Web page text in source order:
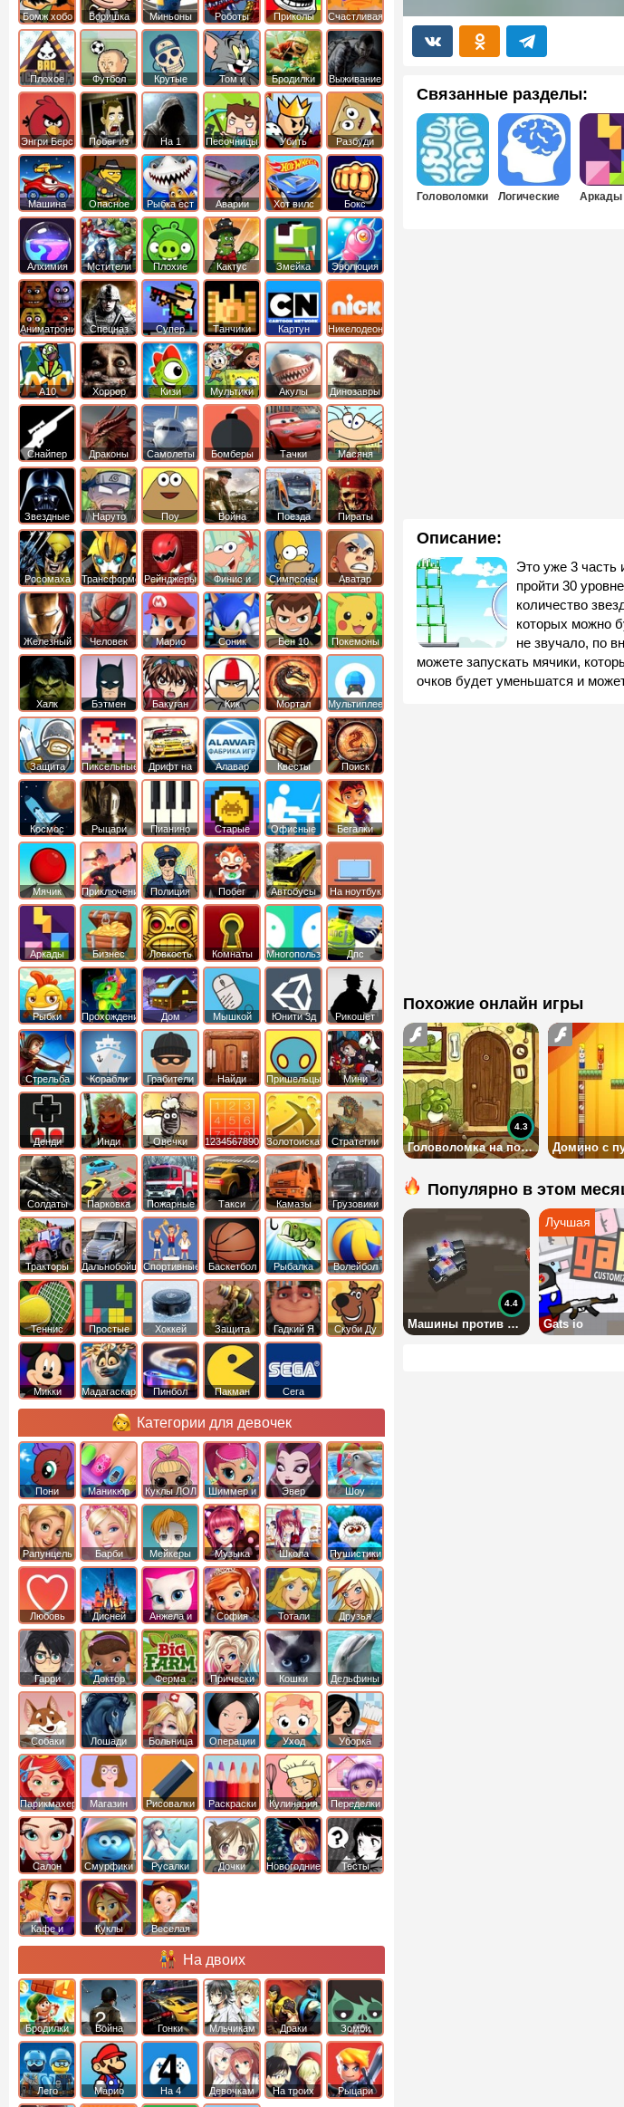
Связанные разделы:
Головоломки Логические Аркады
Описание:
Это уже 3 часть
пройти 30
количество
которых можно
не звучало, по
можете запускать мячики,
очков будет уменьшатся и
Похожие онлайн игры
Головоломка на поиск предметов
4.3
Популярно в этом
Машины против полиции
4.4
Gats io
Бомж хобо
Воришка
боб
Миньоны
Роботы
динозавры
Приколы
Счастливая
обезьянка
Плохое
мороженое
Футбол
головами
Крутые
Том и
джерри
Бродилки
Приключения
Выживание
Энгри Берс
Побег из
тюрьмы
На 1 Песочницы
Убить
короля
Разбуди
коробку
Машина
ест
машину
Опасное
оружие
Рыбка ест
рыбку
Аварии
машин
Хот вилс Бокс
Алхимия Мстители
Плохие
свинки
Кактус
маккой
Змейка Эволюция
Аниматроники Спецназ
Супер
бойцы
Танчики
Картун
нетворк
Никелодеон
А10 Хоррор Кизи Мультики Акулы Динозавры
Снайпер Драконы Самолеты Бомберы Тачки Масяня
Звездные
войны
Наруто Поу Война Поезда
Пираты
Карибского
Моря
Росомаха ТрансформерыРейнджеры
Самураи
Финис и
Ферб
Симпсоны
Аватар
легенда об
Аанге
Железный
человек
Человек
Паук
Марио Соник Бен 10 Покемоны
Халк Бэтмен Бакуган
Кик
Бутовский
Мортал
комбат
Мультиплеер
Защита
королевства
Пиксельные
Дрифт на
машинах
Алавар Квесты
Поиск
предметов
Космос Рыцари Пианино Старые Офисные Бегалки
Мячик Приключения Полиция Побег Автобусы На ноутбук
Аркады
Бизнес
симуляторы
Ловкость Комнаты Многопользовательские
Дпс
Рыбки Прохождение Дом Мышкой Юнити 3д Рикошет
Cтрельба
из лука
Корабли Грабители
Найди
выход
Пришельцы Мини
Денди Инди
Овечки
идут домой
1234567890 ЗолотоискательСтратегии
Солдаты
Парковка
машин
Пожарные
машины
Такси Камазы Грузовики
Тракторы ДальнобойщикиСпортивные Баскетбол Рыбалка Волейбол
Теннис Простые Хоккей
Защита
башни
Гадкий Я Скуби Ду
Микки
Мадагаскар Пинбол Пакман Сега
Категории для девочек
Пони
креатор
Маникюр Куклы ЛОЛ
Шиммер и
Шайн
Эвер
Афтер Хай
Шоу
дельфинов
Рапунцель Барби Мейкеры Музыка Школа Пушистики
Любовь Дисней
Анжела и
том
София
Прекрасная
Тотали
Спайс
Друзья
ангелов
Гарри
Поттер
Доктор
Плюшева
Ферма Прически Кошки Дельфины
Собаки Лошади Больница Операции Уход Уборка
Парикмахер Магазин Рисовалки Раскраски Кулинария Переделки
Салон Смурфики Русалки Дочки Новогодние Тесты
Кафе и
Куклы
Веселая
На двоих
Бродилки Война Гонки Мльчикам Драки Зомби
Лего Марио На 4 Девочкам На троих Рыцари